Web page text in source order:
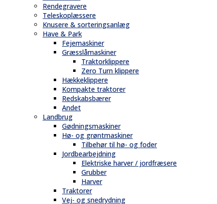
Rendegravere
Teleskoplæssere
Knusere & sorteringsanlæg
Have & Park
Fejemaskiner
Græsslåmaskiner
Traktorklippere
Zero Turn klippere
Hækkeklippere
Kompakte traktorer
Redskabsbærer
Andet
Landbrug
Gødningsmaskiner
Hø- og grøntmaskiner
Tilbehør til hø- og foder
Jordbearbejdning
Elektriske harver / jordfræsere
Grubber
Harver
Traktorer
Vej- og snedrydning